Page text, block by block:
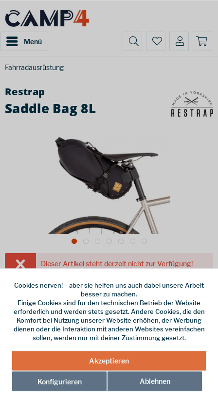
Menü
Fahrradausrüstung
Restrap
Saddle Bag 8L
Dieser Artikel steht derzeit nicht zur Verfügung!
131,99 € *
/ Versandkostenfrei!
Farbe
Merken
44195010117
Beschreibung
Cookies nerven! – aber sie helfen uns auch dabei unsere Arbeit
besser zu machen.
Einige Cookies sind für den technischen Betrieb der Website
erforderlich und werden stets gesetzt. Andere Cookies, die den
Komfort bei Nutzung unserer Website erhöhen, der Werbung
dienen oder die Interaktion mit anderen Websites vereinfachen
sollen, werden nur mit deiner Zustimmung gesetzt.
Akzeptieren
Konfigurieren Ablehnen